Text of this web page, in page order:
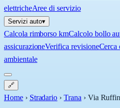
elettricheAree di servizio
Servizi auto▾
Calcola rimborso kmCalcolo bollo
assicurazioneVerifica revisioneCerca
ambientale
🔗
Home › Stradario › Trana › Via